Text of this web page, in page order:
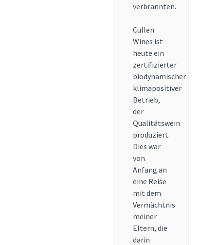
verbrannten.
Cullen
Wines ist
heute ein
zertifizierter
biodynamischer
klimapositiver
Betrieb,
der
Qualitätswein
produziert.
Dies war
von
Anfang an
eine Reise
mit dem
Vermächtnis
meiner
Eltern, die
darin